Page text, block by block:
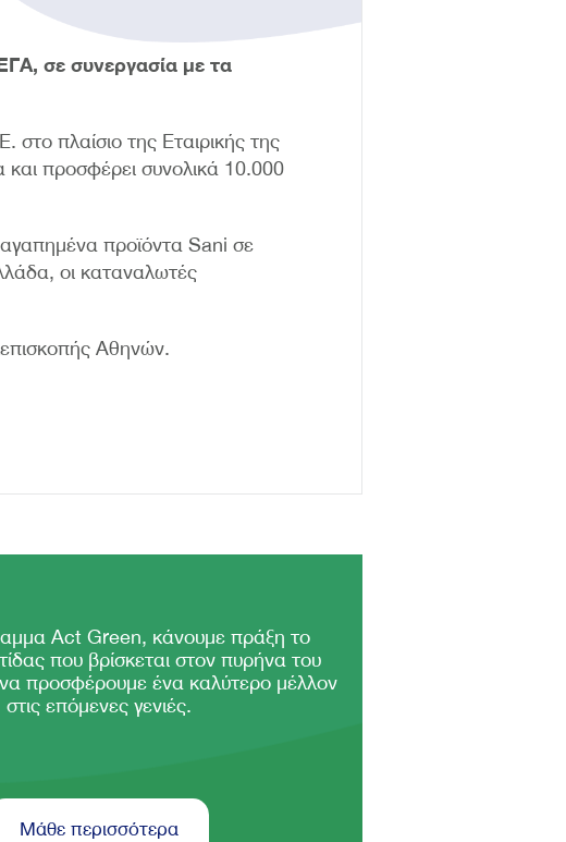
σε συνεργασία με τα
πλαίσιο της Εταιρικής της
και προσφέρει συνολικά 10.000
προϊόντα Sani σε
οι καταναλωτές
Αθηνών.
Act Green, κάνουμε πράξη το
που βρίσκεται στον πυρήνα του
προσφέρουμε ένα καλύτερο μέλλον
στις επόμενες γενιές.
Μάθε περισσότερα